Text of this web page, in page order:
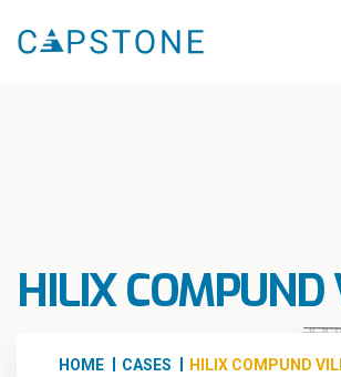
HILIX COMPUND
HOME CASES HILIX COMPUND